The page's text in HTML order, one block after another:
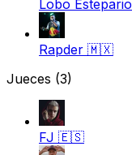
Lobo Estepario
Rapder 🇲🇽
Jueces (3)
FJ 🇪🇸